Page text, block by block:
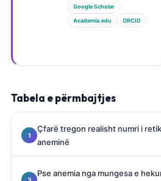
Google Scholar
Academia.edu ORCID
Tabela e përmbajtjes
Çfarë tregon realisht numri i
aneminë
Pse anemia nga mungesa e